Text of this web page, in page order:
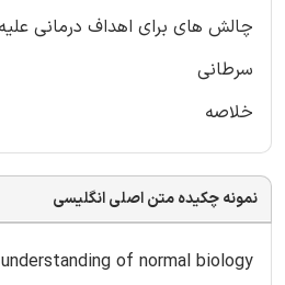
چالش های برای اهداف درمانی
سرطانی
خلاصه
نمونه چکیده متن اصلی انگلیسی
of normal biology